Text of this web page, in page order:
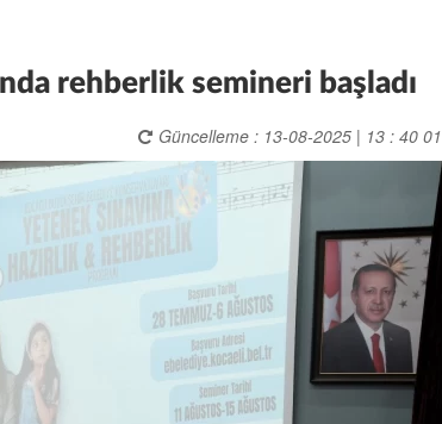
rehberlik semineri başladı
Güncelleme : 13-08-2025 | 13 : 40 01